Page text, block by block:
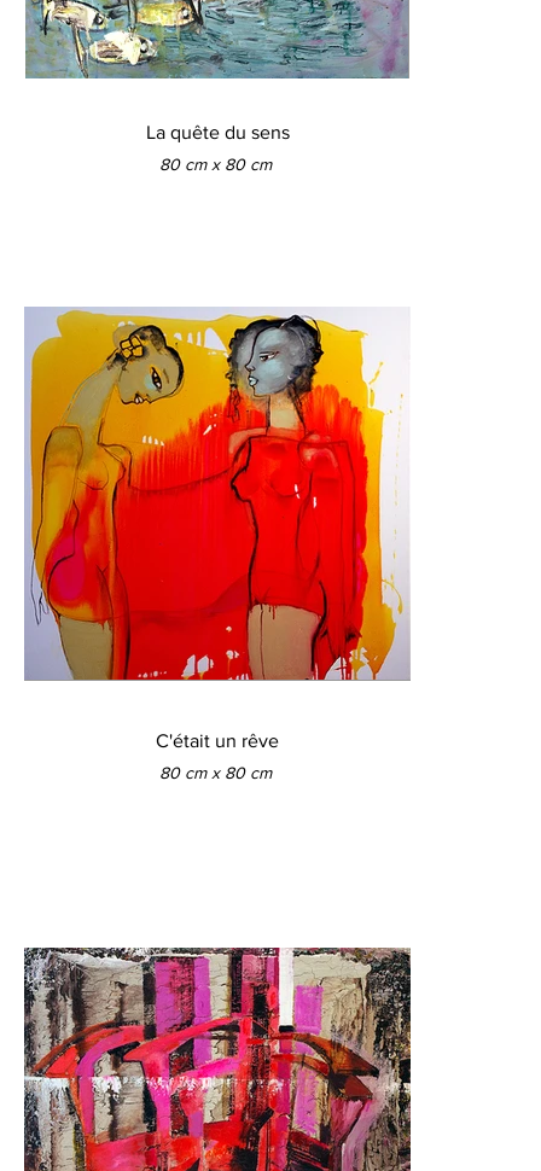
La quête du sens
80 cm x 80 cm
C'était un rêve
80 cm x 80 cm